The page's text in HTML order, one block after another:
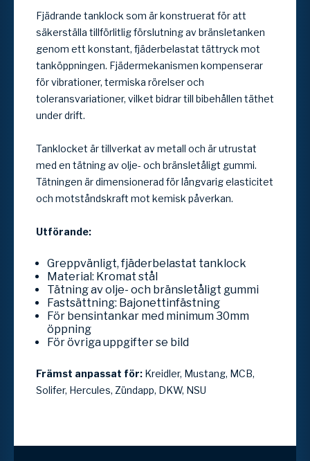
Fjädrande tanklock som är konstruerat för att
säkerställa tillförlitlig förslutning av bränsletanken
genom ett konstant, fjäderbelastat tättryck mot
tanköppningen. Fjädermekanismen kompenserar
för vibrationer, termiska rörelser och
toleransvariationer, vilket bidrar till bibehållen täthet
under drift.
Tanklocket är tillverkat av metall och är utrustat
med en tätning av olje- och bränsletåligt gummi.
Tätningen är dimensionerad för långvarig elasticitet
och motståndskraft mot kemisk påverkan.
Utförande:
Greppvänligt, fjäderbelastat tanklock
Material: Kromat stål
Tätning av olje- och bränsletåligt gummi
Fastsättning: Bajonettinfästning
För bensintankar med minimum 30mm
öppning
För övriga uppgifter se bild
Främst anpassat för: Kreidler, Mustang, MCB,
Solifer, Hercules, Zündapp, DKW, NSU